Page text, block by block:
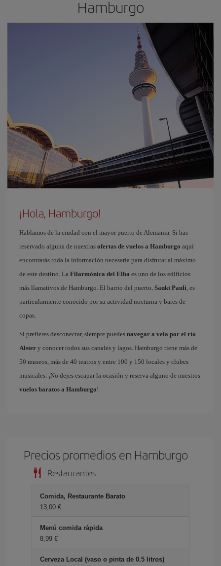
Hamburgo
¡Hola, Hamburgo!
Hablamos de la ciudad con el mayor puerto de Alemania. Si has
reservado alguna de nuestras ofertas de vuelos a Hamburgo aquí
encontrarás toda la información necesaria para disfrutar al máximo
de este destino. La Filarmónica del Elba es uno de los edificios
más llamativos de Hamburgo. El barrio del puerto, Sankt Pauli, es
particularmente conocido por su actividad nocturna y bares de
copas.
Si prefieres desconectar, siempre puedes navegar a vela por el río
Alster y conocer todos sus canales y lagos. Hamburgo tiene más de
50 museos, más de 40 teatros y entre 100 y 150 locales y clubes
musicales. ¡No dejes escapar la ocasión y reserva alguno de nuestros
vuelos baratos a Hamburgo!
Precios promedios en Hamburgo
Restaurantes
Comida, Restaurante Barato
13,00 €
Menú comida rápida
8,99 €
Cerveza Local (vaso o pinta de 0.5 litros)